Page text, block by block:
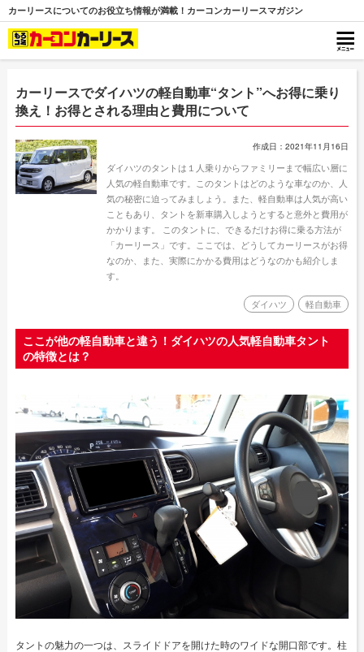
カーリースについてのお役立ち情報が満載！カーコンカーリースマガジン
カーリースでダイハツの軽自動車“タント”へお得に乗り
換え！お得とされる理由と費用について
作成日：2021年11月16日
ダイハツのタントは１人乗りからファミリーまで幅広い層に
人気の軽自動車です。このタントはどのような車なのか、人
気の秘密に迫ってみましょう。また、軽自動車は人気が高い
こともあり、タントを新車購入しようとすると意外と費用が
かかります。 このタントに、できるだけお得に乗る方法が
「カーリース」です。ここでは、どうしてカーリースがお得
なのか、また、実際にかかる費用はどうなのかも紹介しま
す。
ダイハツ 軽自動車
ここが他の軽自動車と違う！ダイハツの人気軽自動車タント
の特徴とは？
タントの魅力の一つは、スライドドアを開けた時のワイドな開口部です。柱